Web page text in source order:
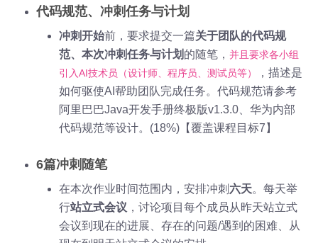
代码规范、冲刺任务与计划
冲刺开始前，要求提交一篇关于团队的代码规
范、本次冲刺任务与计划 的随笔，并且要求各小组
引入AI技术员（设计师、程序员、测试员等）
，描述是
如何驱使AI帮助团队完成任务。代码规范请参考
阿里巴巴Java开发手册终极版v1.3.0、华为内部
代码规范等设计。(18%)【覆盖课程目标7】
6篇冲刺随笔
在本次作业时间范围内，安排冲刺 六天。每天举
行站立式会议 ，讨论项目每个成员从昨天站立式
会议到现在的进展、存在的问题/遇到的困难、从